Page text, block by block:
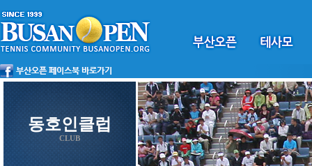
동호인클럽
CLUB